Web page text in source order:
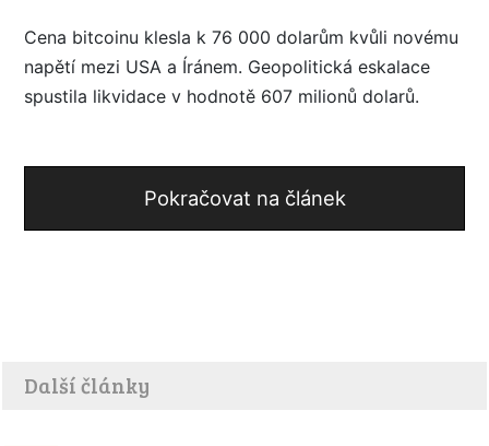
Cena bitcoinu klesla k 76 000 dolarům kvůli novému
napětí mezi USA a Íránem. Geopolitická eskalace
spustila likvidace v hodnotě 607 milionů dolarů.
Pokračovat na článek
Další články